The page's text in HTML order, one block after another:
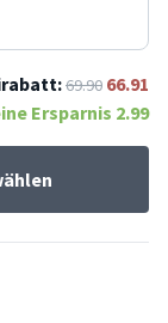
69.90 66.91
Ersparnis 2.99